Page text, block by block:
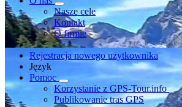
Nasze cele
Kontakt
O firmie
Rejestracja nowego użytkownika
Język
Pomoc
Korzystanie z GPS-Tour.info
Publikowanie tras GPS